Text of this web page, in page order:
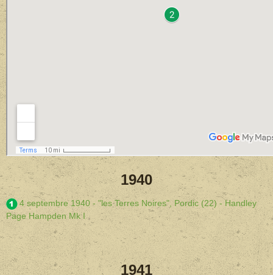
1940
4 septembre 1940 - "les Terres Noires", Pordic (22) - Handley
Page Hampden Mk I
1941